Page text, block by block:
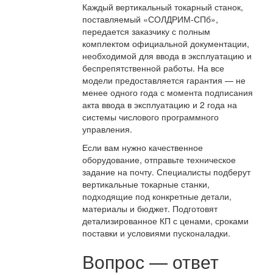
Каждый вертикальный токарный станок,
поставляемый «СОЛДРИМ-СПб»,
передается заказчику с полным
комплектом официальной документации,
необходимой для ввода в эксплуатацию и
беспрепятственной работы. На все
модели предоставляется гарантия — не
менее одного года с момента подписания
акта ввода в эксплуатацию и 2 года на
системы числового программного
управления.
Если вам нужно качественное
оборудование, отправьте техническое
задание на почту. Специалисты подберут
вертикальные токарные станки,
подходящие под конкретные детали,
материалы и бюджет. Подготовят
детализированное КП с ценами, сроками
поставки и условиями пусконаладки.
Вопрос — ответ